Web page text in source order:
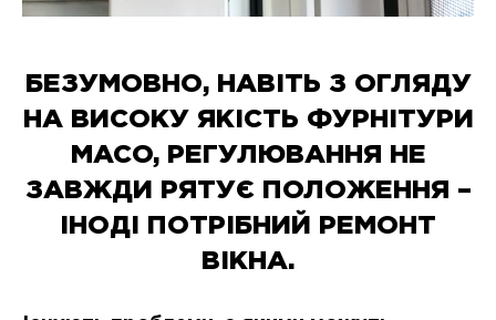
БЕЗУМОВНО, НАВІТЬ З ОГЛЯДУ
НА ВИСОКУ ЯКІСТЬ ФУРНІТУРИ
MACO, РЕГУЛЮВАННЯ НЕ
ЗАВЖДИ РЯТУЄ ПОЛОЖЕННЯ –
ІНОДІ ПОТРІБНИЙ РЕМОНТ
ВІКНА.